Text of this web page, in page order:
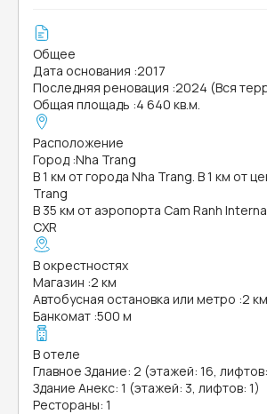
Общее
Дата основания :2017
Последняя реновация :2024 (Вся
Общая площадь :4 640 кв.м.
Расположение
Город :Nha Trang
В 1 км от города Nha Trang. В 1 км от
Trang
В 35 км от аэропорта Cam Ranh
CXR
В окрестностях
Магазин :2 км
Автобусная остановка или метро :2 км
Банкомат :500 м
В отеле
Главное Здание: 2 (этажей: 16,
Здание Анекс: 1 (этажей: 3, лифтов: 1)
Рестораны: 1